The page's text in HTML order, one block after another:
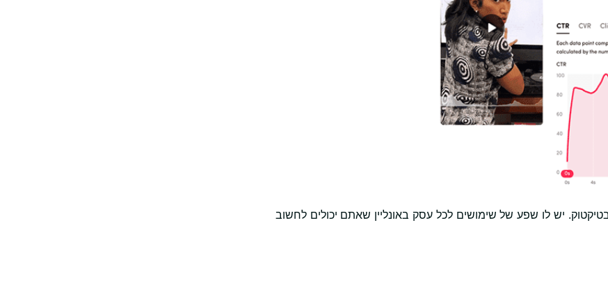
יש לו שפע של שימושים לכל עסק באונליין שאתם יכולים לחשוב